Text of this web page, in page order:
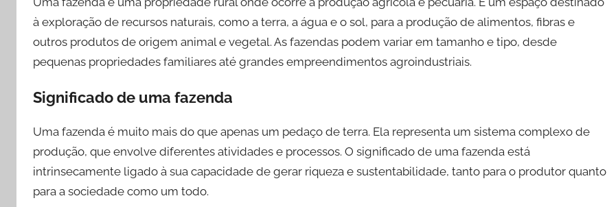
muito
mais!
à exploração de recursos naturais, como a terra, a água e o sol, para a produção de alimentos, fibras e
outros produtos de origem animal e vegetal. As fazendas podem variar em tamanho e tipo, desde
pequenas propriedades familiares até grandes empreendimentos agroindustriais.
Significado de uma fazenda
Uma fazenda é muito mais do que apenas um pedaço de terra. Ela representa um sistema complexo de
produção, que envolve diferentes atividades e processos. O significado de uma fazenda está
intrinsecamente ligado à sua capacidade de gerar riqueza e sustentabilidade, tanto para o produtor quanto
para a sociedade como um todo.